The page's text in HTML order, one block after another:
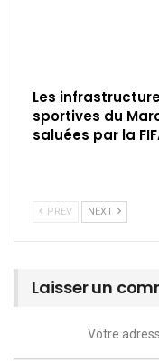
Les
sportives du
saluées par la
PREV NEXT
Laisser un
Votre